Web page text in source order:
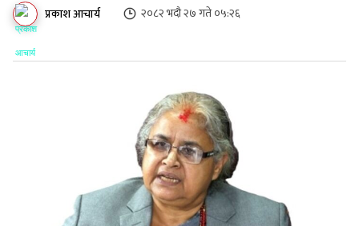
प्रकाश आचार्य २०८२ भदौ २७ गते ०५:२६